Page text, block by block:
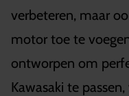
verbeteren, maar
motor toe te
ontworpen om
Kawasaki te